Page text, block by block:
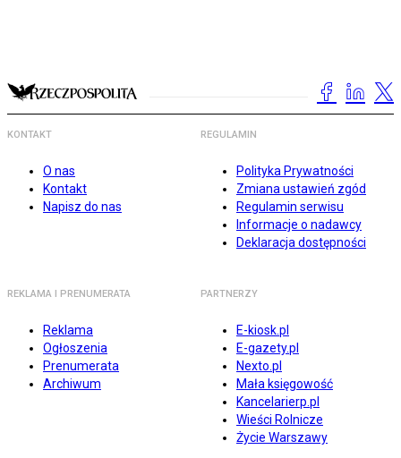
KONTAKT
O nas
Kontakt
Napisz do nas
REGULAMIN
Polityka Prywatności
Zmiana ustawień zgód
Regulamin serwisu
Informacje o nadawcy
Deklaracja dostępności
REKLAMA I PRENUMERATA
Reklama
Ogłoszenia
Prenumerata
Archiwum
PARTNERZY
E-kiosk.pl
E-gazety.pl
Nexto.pl
Mała księgowość
Kancelarierp.pl
Wieści Rolnicze
Życie Warszawy